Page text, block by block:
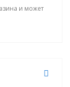
и может